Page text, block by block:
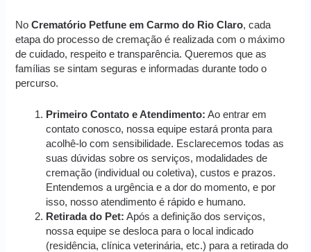
NoCrematório Petfune em Carmo do Rio Claro, cada
etapa do processo de cremação é realizada com o máximo
de cuidado, respeito e transparência. Queremos que as
famílias se sintam seguras e informadas durante todo o
percurso.
Primeiro Contato e Atendimento: Ao entrar em
contato conosco, nossa equipe estará pronta para
acolhê-lo com sensibilidade. Esclarecemos todas as
suas dúvidas sobre os serviços, modalidades de
cremação (individual ou coletiva), custos e prazos.
Entendemos a urgência e a dor do momento, e por
isso, nosso atendimento é rápido e humano.
Retirada do Pet: Após a definição dos serviços,
nossa equipe se desloca para o local indicado
(residência, clínica veterinária, etc.) para a retirada do